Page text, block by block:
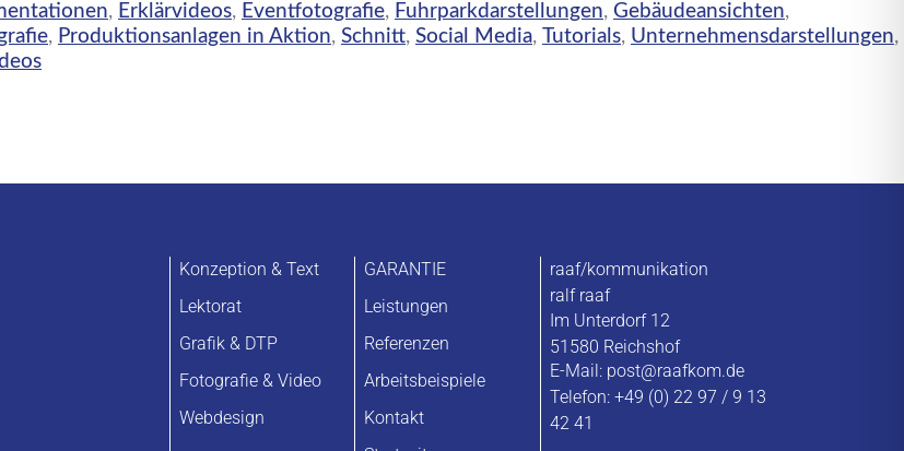
, Erklärvideos, Eventfotografie, Fuhrparkdarstellungen, Gebäudeansichten,
, Produktionsanlagen in Aktion, Schnitt, Social Media, Tutorials, Unternehmensdarstellungen,
Konzeption & Text
Lektorat
Grafik & DTP
Fotografie & Video
Webdesign
GARANTIE
Leistungen
Referenzen
Arbeitsbeispiele
Kontakt
raaf/kommunikation
ralf raaf
Im Unterdorf 12
51580 Reichshof
E-Mail: post@raafkom.de
Telefon: +49 (0) 22 97 / 9 13
42 41